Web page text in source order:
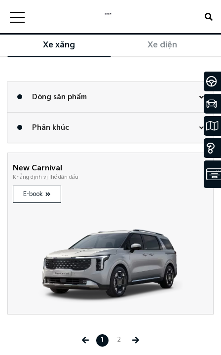
Xe xăng Xe điện
Dòng sản phẩm
Phân khúc
New Carnival
Khẳng định vị thế dẫn đầu
E-book
1 2